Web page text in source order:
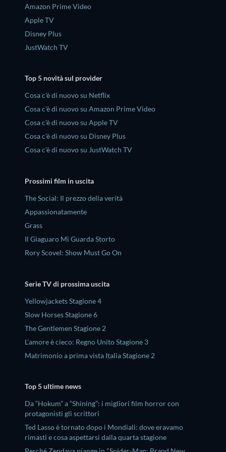
Amazon Prime Video
Apple TV
Disney Plus
JustWatch TV
Top 5 novità sul provider
Cosa c'è di nuovo su Netflix
Cosa c'è di nuovo su Amazon Prime Video
Cosa c'è di nuovo su Apple TV
Cosa c'è di nuovo su Disney Plus
Cosa c'è di nuovo su JustWatch TV
Prossimi film in uscita
The Social: Il prezzo della verità
Appassionatamente
Grass
Il Giaguaro Mi Guarda Storto
Rory Scovel: Show Must Go On
Serie TV di prossima uscita
Yellowjackets Stagione 4
Slow Horses Stagione 6
The Gentlemen Stagione 2
L'amore è cieco: Regno Unito Stagione 3
Matrimonio a prima vista Italia Stagione 2
Top 5 ultime news
Da “Hokum” a “Shining”: i migliori film horror con
protagonisti gli scrittori
Ted Lasso è tornato dopo i Mondiali: dove eravamo
rimasti e cosa aspettarsi dalla quarta stagione